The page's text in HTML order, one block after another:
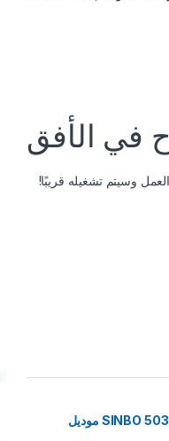
في الأفق
وسيتم تشغيله قريبًا!
سخان 1 عين سينبو 5038 SINBO موديل